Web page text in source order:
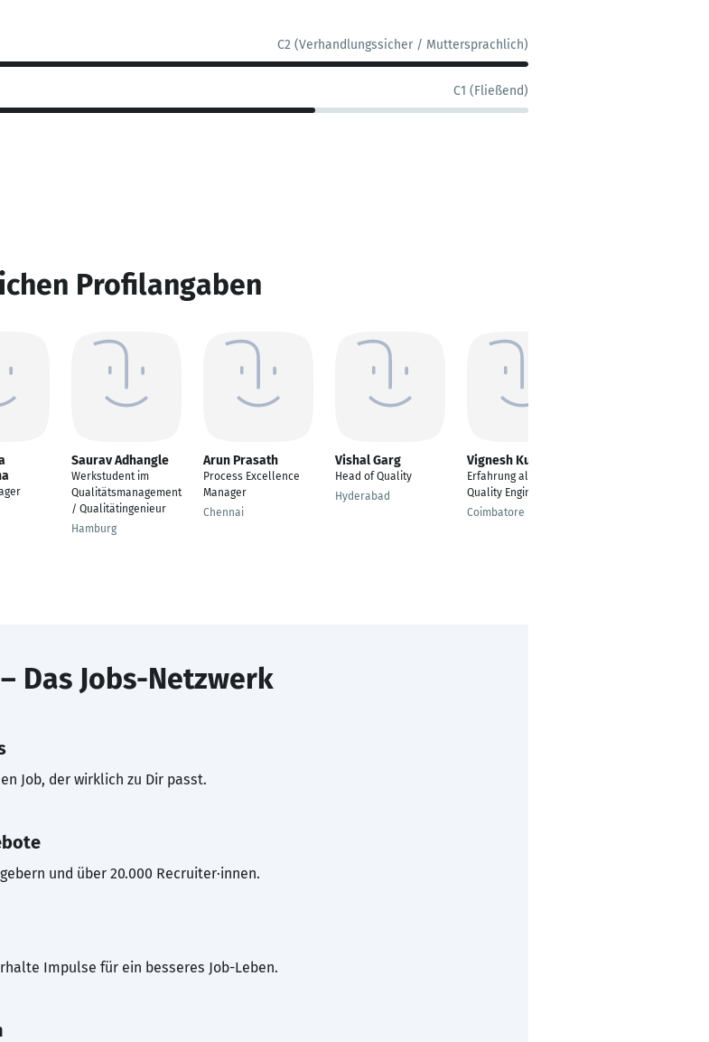
C2 (Verhandlungssicher / Muttersprachlich)
C1 (Fließend)
Profilangaben
Saurav Adhangle
Werkstudent im
Qualitätsmanagement
/ Qualitätingenieur
Hamburg
Arun Prasath
Process Excellence
Manager
Chennai
Vishal Garg
Head of Quality
Hyderabad
Vignesh Kumar
Erfahrung als Senior
Quality Engineer
Coimbatore
Das Jobs-Netzwerk
Job, der wirklich zu Dir passt.
und über 20.000 Recruiter·innen.
Impulse für ein besseres Job-Leben.